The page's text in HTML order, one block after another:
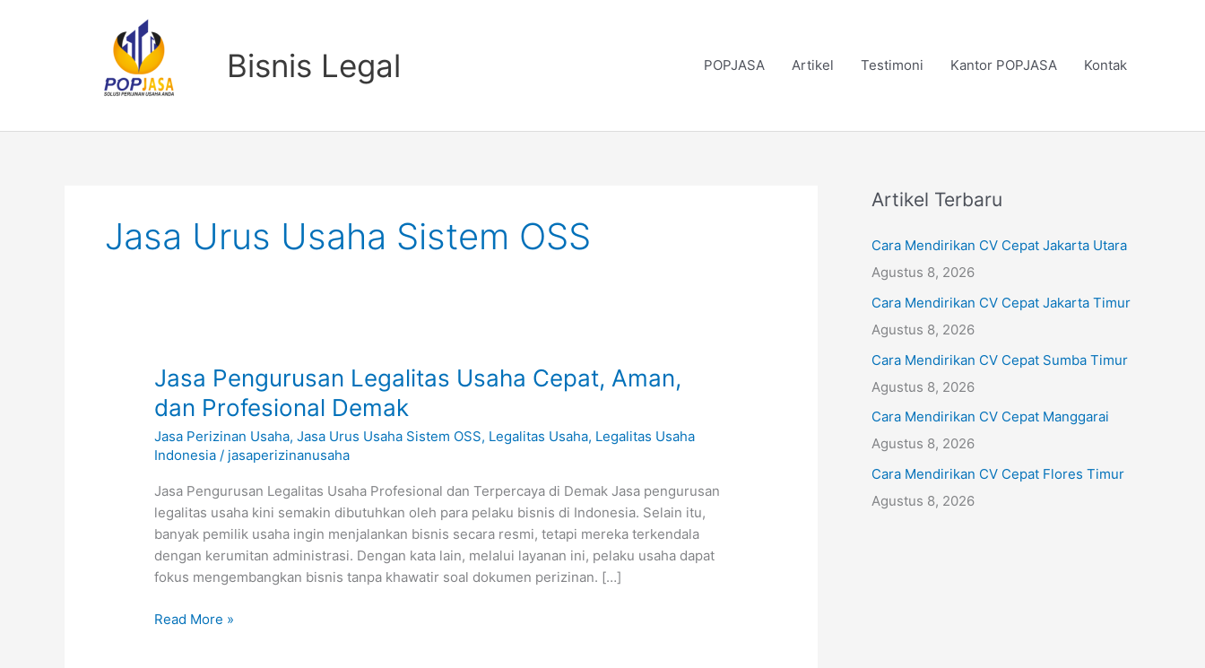
Bisnis Legal POPJASA Artikel Testimoni Kantor POPJASA Kontak
Jasa Urus Usaha Sistem OSS
Jasa Pengurusan Legalitas Usaha Cepat, Aman,
dan Profesional Demak
Jasa Perizinan Usaha,Jasa Urus Usaha Sistem OSS, Legalitas Usaha, Legalitas Usaha
Indonesia / jasaperizinanusaha
Jasa Pengurusan Legalitas Usaha Profesional dan Terpercaya di Demak Jasa pengurusan
legalitas usaha kini semakin dibutuhkan oleh para pelaku bisnis di Indonesia. Selain itu,
banyak pemilik usaha ingin menjalankan bisnis secara resmi, tetapi mereka terkendala
dengan kerumitan administrasi. Dengan kata lain, melalui layanan ini, pelaku usaha dapat
fokus mengembangkan bisnis tanpa khawatir soal dokumen perizinan. […]
Jasa
Legalitas
Usaha
Cepat,
dan
Profesional
Demak
Read More »
Artikel Terbaru
Cara Mendirikan CV Cepat Jakarta Utara
Agustus 8, 2026
Cara Mendirikan CV Cepat Jakarta Timur
Agustus 8, 2026
Cara Mendirikan CV Cepat Sumba Timur
Agustus 8, 2026
Cara Mendirikan CV Cepat Manggarai
Agustus 8, 2026
Cara Mendirikan CV Cepat Flores Timur
Agustus 8, 2026